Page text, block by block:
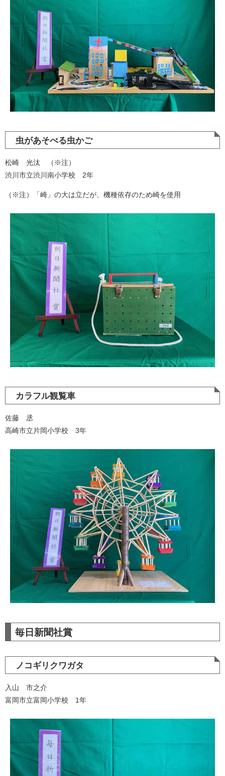
虫があそべる虫かご
松崎 光汰 （※注）
渋川市立渋川南小学校 2年
（※注）「崎」の大は立だが、機種依存のため崎を使用
カラフル観覧車
佐藤 丞
高崎市立片岡小学校 3年
毎日新聞社賞
ノコギリクワガタ
入山 市之介
富岡市立富岡小学校 1年